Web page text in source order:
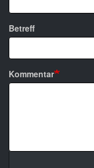
Betreff
Kommentar